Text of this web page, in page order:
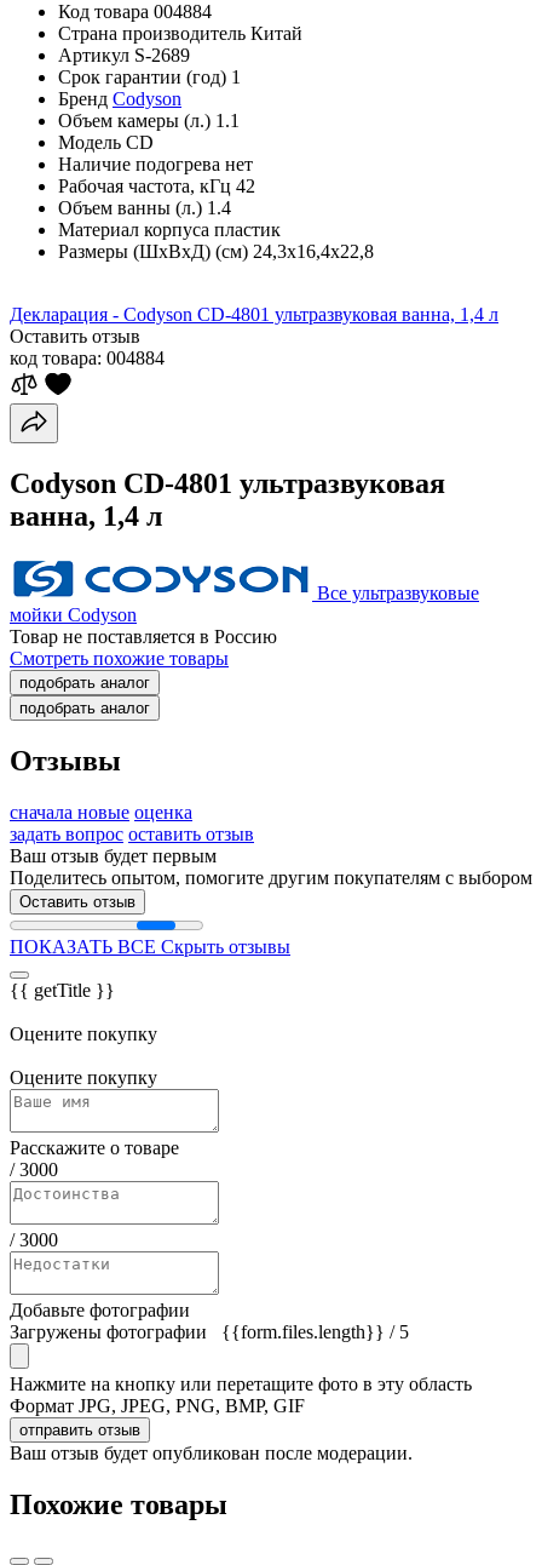
Код товара 004884
Страна производитель Китай
Артикул S-2689
Срок гарантии (год) 1
Бренд Codyson
Объем камеры (л.) 1.1
Модель CD
Наличие подогрева нет
Рабочая частота, кГц 42
Объем ванны (л.) 1.4
Материал корпуса пластик
Размеры (ШхВхД) (см) 24,3х16,4х22,8
Декларация - Codyson CD-4801 ультразвуковая ванна, 1,4 л
Оставить отзыв
код товара: 004884
Codyson CD-4801 ультразвуковая
ванна, 1,4 л
Все ультразвуковые
мойки Codyson
Товар не поставляется в Россию
Смотреть похожие товары
подобрать аналог
подобрать аналог
Отзывы
сначала новые оценка
задать вопрос оставить отзыв
Ваш отзыв будет первым
Поделитесь опытом, помогите другим покупателям с выбором
Оставить отзыв
ПОКАЗАТЬ ВСЕ Скрыть отзывы
{{ getTitle }}
Оцените покупку
Оцените покупку
Расскажите о товаре
/3000
/3000
Добавьте фотографии
Загружены фотографии
{{form.files.length}} / 5
Нажмите на кнопку или перетащите фото в эту область
Формат JPG, JPEG, PNG, BMP, GIF
отправить отзыв
Ваш отзыв будет опубликован после модерации.
Похожие товары